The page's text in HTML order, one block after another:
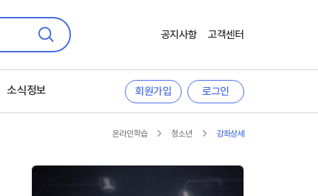
검색 공지사항 고객센터
소식정보 회원가입 로그인
온라인학습 청소년 강좌상세